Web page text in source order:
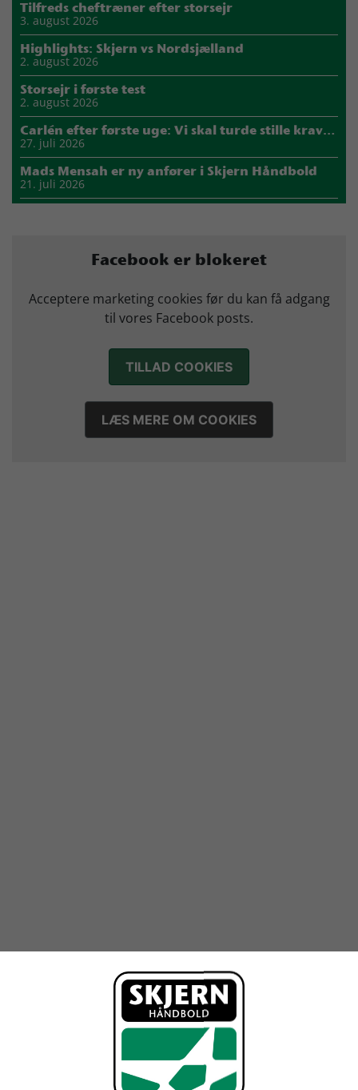
Tilfreds cheftræner efter storsejr
3. august 2026
Highlights: Skjern vs Nordsjælland
2. august 2026
Storsejr i første test
2. august 2026
Carlén efter første uge: Vi skal turde stille krav til hinanden
27. juli 2026
Mads Mensah er ny anfører i Skjern Håndbold
21. juli 2026
Marius Nørsøller udlejes til HØJ Elite
Morten Vium takker af efter 17 sæsoner i grønt
12. juli 2026
Facebook er blokeret
Acceptere marketing cookies før du kan få adgang
til vores Facebook posts.
TILLAD COOKIES
LÆS MERE OM COOKIES